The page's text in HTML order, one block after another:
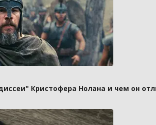
Кристофера Нолана и чем он